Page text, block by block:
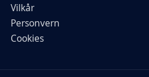
Vilkår
Personvern
Cookies